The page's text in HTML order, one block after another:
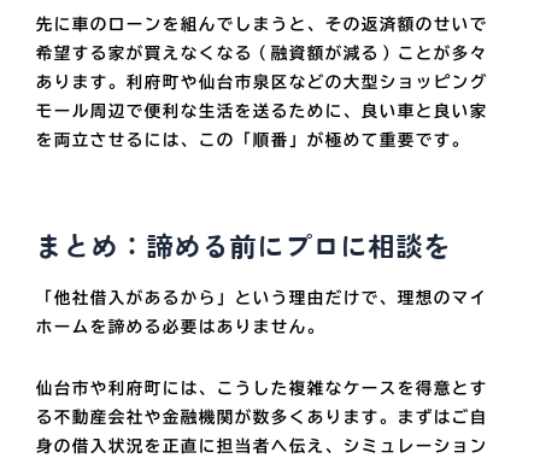
先に車のローンを組んでしまうと、その返済額のせいで
希望する家が買えなくなる（融資額が減る）ことが多々
あります。利府町や仙台市泉区などの大型ショッピング
モール周辺で便利な生活を送るために、良い車と良い家
を両立させるには、この「順番」が極めて重要です。
まとめ：諦める前にプロに相談を
「他社借入があるから」という理由だけで、理想のマイ
ホームを諦める必要はありません。
仙台市や利府町には、こうした複雑なケースを得意とす
る不動産会社や金融機関が数多くあります。まずはご自
身の借入状況を正直に担当者へ伝え、シミュレーション